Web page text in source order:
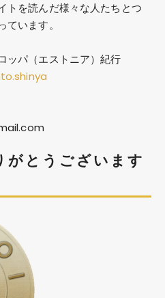
トを読んだ様々な人たちとつ
います。
ッパ（エストニア）紀行
がとうございます